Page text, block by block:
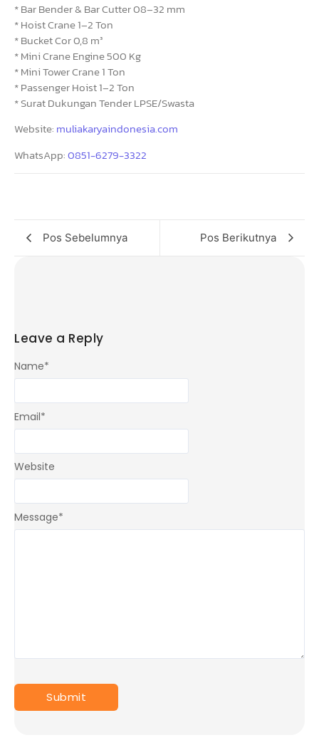
* Bar Bender & Bar Cutter 08–32 mm
* Hoist Crane 1–2 Ton
* Bucket Cor 0,8 m³
* Mini Crane Engine 500 Kg
* Mini Tower Crane 1 Ton
* Passenger Hoist 1–2 Ton
* Surat Dukungan Tender LPSE/Swasta
Website: muliakaryaindonesia.com
WhatsApp:0851-6279-3322
Pos Sebelumnya Pos Berikutnya
Leave a Reply
Message*
Name*
Email*
Website